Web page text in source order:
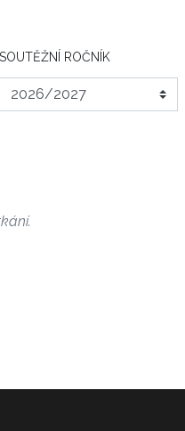
SOUTĚŽNÍ ROČNÍK